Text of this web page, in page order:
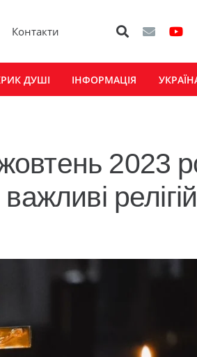
Контакти
ДУШІ ІНФОРМАЦІЯ
2023